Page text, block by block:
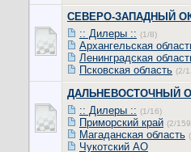
СЕВЕРО-ЗАПАДНЫЙ
:: Дилеры :: (1/8)
Архангельская
Ленинградская
Псковская область (2/
ДАЛЬНЕВОСТОЧНЫЙ
:: Дилеры :: (1/16)
Приморский край (2/
Магаданская область
Чукотский АО